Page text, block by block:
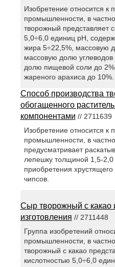
Изобретение относится к
промышленности, в
творожный представляет
5,0÷6,0 единиц pH,
жира 5÷22,5%, массовую
массовую долю
долю пищевой соли до
жареного арахиса до 10%.
Способ производства
обогащенного
компонентами // 2711639
Изобретение относится к
промышленности, в
предусматривает
лепешку толщиной 1,5-
приобретения
чипсов.
Сыр творожный с какао
изготовления // 2711448
Группа изобретений
промышленности, в
творожный с какао
кислотностью 5,0÷6,0